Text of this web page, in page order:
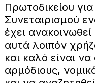
Πρωτοδικείου
Συνεταιρισμού
έχει
αυτά λοιπόν
και καλό είναι
αρμόδιους,